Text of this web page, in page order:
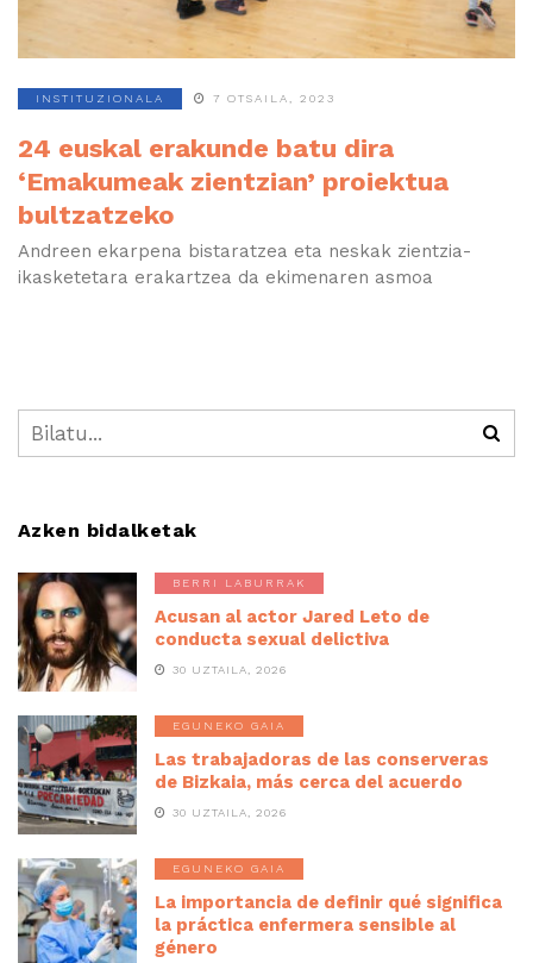
INSTITUZIONALA 7 OTSAILA, 2023
24 euskal erakunde batu dira
‘Emakumeak zientzian’ proiektua
bultzatzeko
Andreen ekarpena bistaratzea eta neskak zientzia-
ikasketetara erakartzea da ekimenaren asmoa
Azken bidalketak
BERRI LABURRAK
Acusan al actor Jared Leto de
conducta sexual delictiva
30 UZTAILA, 2026
EGUNEKO GAIA
Las trabajadoras de las conserveras
de Bizkaia, más cerca del acuerdo
30 UZTAILA, 2026
EGUNEKO GAIA
La importancia de definir qué significa
la práctica enfermera sensible al
género